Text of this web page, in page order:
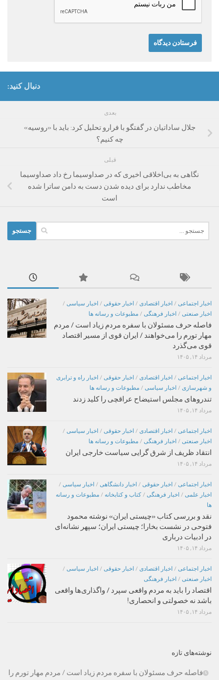
دنبال کنید:
بعدی
جلال ساداتیان در گفتگو با فرارو تحلیل کرد: باید با «روسیه»
چه کنیم؟
قبلی
نگاهی به بی‌اخلاقی اخیری که در صداوسیما رخ داد صداوسیما
مخاطب ندارد برای دیده شدن دست به دامن ساترا شده
است
برای:
اخبار اجتماعی / اخبار اقتصادی / اخبار حقوقی / اخبار سیاسی /
اخبار صنعتی / اخبار فرهنگی / مطبوعات و رسانه ها
فاصله حرف مسئولان با سفره مردم زیاد است / مردم
مهار تورم را می‌خواهند / ایران قوی از مسیر اقتصاد
قوی می‌گذرد
مرداد ۱۴, ۱۴۰۵
اخبار اجتماعی / اخبار اقتصادی / اخبار حقوقی / اخبار راه و ترابری
و شهرسازی / اخبار سیاسی / مطبوعات و رسانه ها
تندروهای مجلس استیضاح عراقچی را کلید زدند
مرداد ۱۴, ۱۴۰۵
اخبار اجتماعی / اخبار اقتصادی / اخبار حقوقی / اخبار سیاسی /
اخبار صنعتی / اخبار فرهنگی / مطبوعات و رسانه ها
انتقاد ظریف از شرق گرایی سیاست خارجی ایران
مرداد ۱۴, ۱۴۰۵
اخبار اجتماعی / اخبار حقوقی / اخبار دانشگاهی / اخبار سیاسی /
اخبار علمی / اخبار فرهنگی / کتاب و کتابخانه / مطبوعات و رسانه
ها
نقد و بررسی کتاب «چیستی ایران» نوشته محمود
فتوحی در نشست بخارا؛ چیستی ایران؛ سپهر نشانه‌ای
در ادبیات درباری
مرداد ۱۴, ۱۴۰۵
اخبار اجتماعی / اخبار اقتصادی / اخبار حقوقی / اخبار سیاسی /
اخبار صنعتی / اخبار فرهنگی
اقتصاد را باید به مردم واقعی سپرد / واگذاری‌ها واقعی
باشد نه خصولتی و انحصاری!
مرداد ۱۴, ۱۴۰۵
نوشته‌های تازه
فاصله حرف مسئولان با سفره مردم زیاد است / مردم مهار تورم را